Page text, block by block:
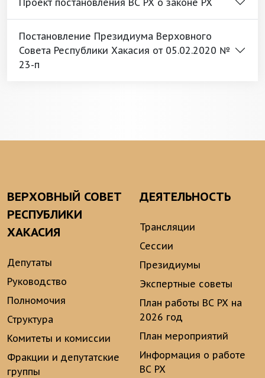
Проект постановления ВС РХ о законе РХ
Постановление Президиума Верховного
Совета Республики Хакасия от 05.02.2020 №
23-п
ВЕРХОВНЫЙ СОВЕТ
РЕСПУБЛИКИ
ХАКАСИЯ
Депутаты
Руководство
Полномочия
Структура
Комитеты и комиссии
Фракции и депутатские
группы
ДЕЯТЕЛЬНОСТЬ
Трансляции
Сессии
Президиумы
Экспертные советы
План работы ВС РХ на
2026 год
План мероприятий
Информация о работе
ВС РХ